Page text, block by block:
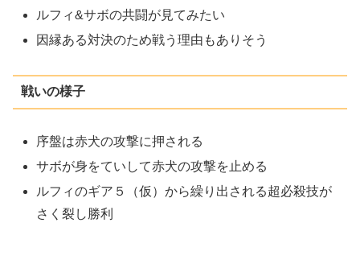
ルフィ&サボの共闘が見てみたい
因縁ある対決のため戦う理由もありそう
戦いの様子
序盤は赤犬の攻撃に押される
サボが身をていして赤犬の攻撃を止める
ルフィのギア５（仮）から繰り出される超必殺技が
さく裂し勝利